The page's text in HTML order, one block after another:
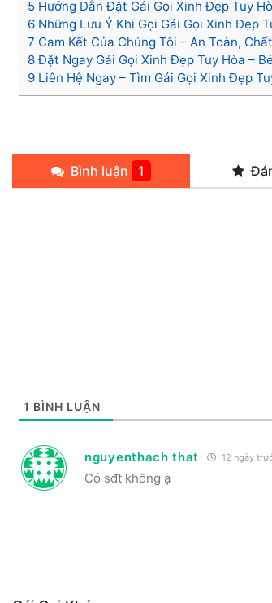
5 Hướng Dẫn Đặt Gái Gọi Xinh Đẹp Tuy
6 Những Lưu Ý Khi Gọi Gái Gọi Xinh Đẹp
7 Cam Kết Của Chúng Tôi – An Toàn,
8Đặt Ngay Gái Gọi Xinh Đẹp Tuy Hòa –
9 Liên Hệ Ngay – Tìm Gái Gọi Xinh Đẹp
Bình luận 1
1 BÌNH LUẬN
nguyenthach that 12 ngày
Có sđt không ạ